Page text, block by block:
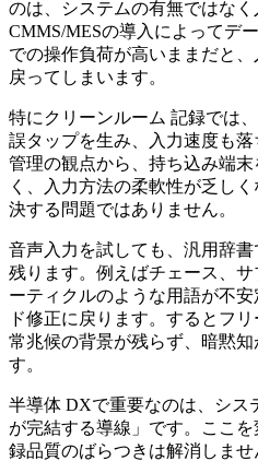
のは、システムの有無ではなく
CMMS/MESの導入によってデ
での操作負荷が高いままだと
戻ってしまいます。
特にクリーンルーム 記録では
誤タップを生み、入力速度も
管理の観点から、持ち込み端
く、入力方法の柔軟性が乏し
決する問題ではありません。
音声入力を試しても、汎用辞
残ります。例えばチェース、
ーティクルのような用語が不
ド修正に戻ります。するとフ
常兆候の背景が残らず、暗黙
す。
半導体 DXで重要なのは、シス
が完結する導線」です。ここ
録品質のばらつきは解消しませ